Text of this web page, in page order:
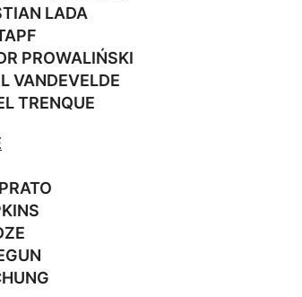
LADA
PROWALIŃSKI
VANDEVELDE
TRENQUE